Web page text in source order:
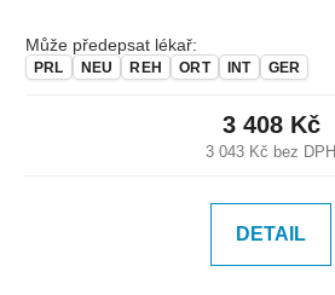
Může předepsat lékař:
PRL NEU REH ORT INT GER
3 043 Kč bez DPH
3 408 Kč
DETAIL